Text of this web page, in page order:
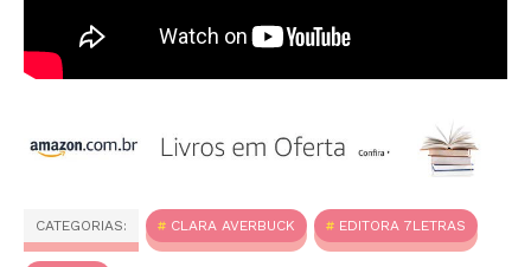
CATEGORIAS: CLARA AVERBUCK EDITORA 7LETRAS